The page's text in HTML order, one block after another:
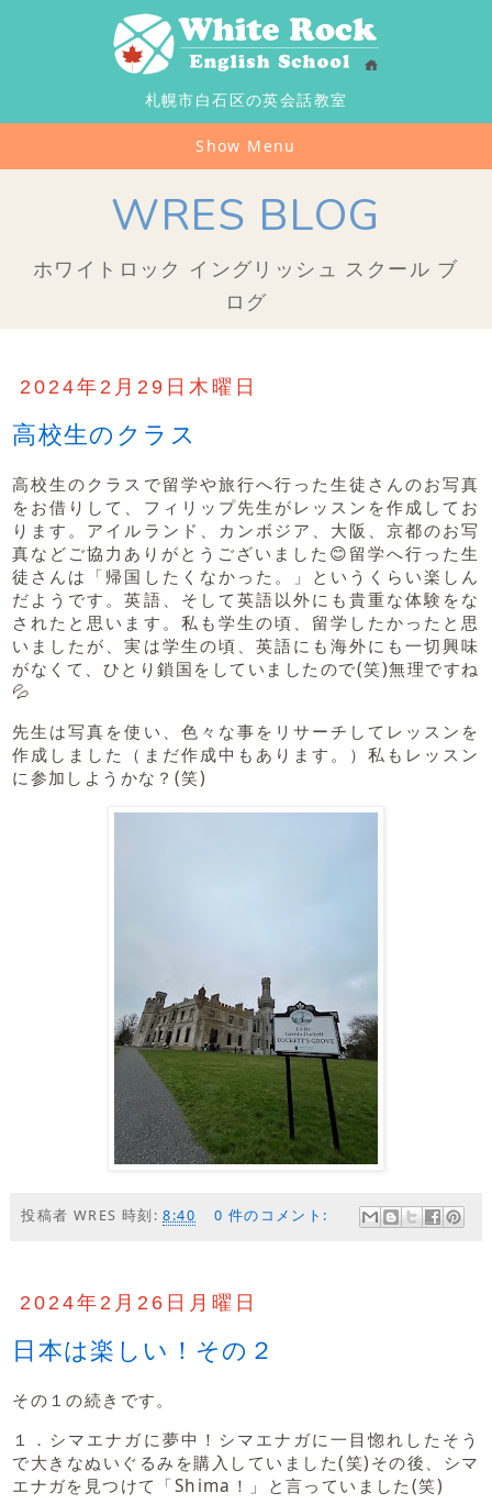
札幌市白石区の英会話教室
Show Menu
WRES BLOG
ホワイトロック イングリッシュ スクール ブ
ログ
2024年2月29日木曜日
高校生のクラス
高校生のクラスで留学や旅行へ行った生徒さんのお写真
をお借りして、フィリップ先生がレッスンを作成してお
ります。アイルランド、カンボジア、大阪、京都のお写
真などご協力ありがとうございました😊留学へ行った生
徒さんは「帰国したくなかった。」というくらい楽しん
だようです。英語、そして英語以外にも貴重な体験をな
されたと思います。私も学生の頃、留学したかったと思
いましたが、実は学生の頃、英語にも海外にも一切興味
がなくて、ひとり鎖国をしていましたので(笑)無理ですね
💦
先生は写真を使い、色々な事をリサーチしてレッスンを
作成しました（まだ作成中もあります。）私もレッスン
に参加しようかな？(笑)
投稿者 WRES 時刻:8:40 0 件のコメント:
2024年2月26日月曜日
日本は楽しい！その２
その１の続きです。
１．シマエナガに夢中！シマエナガに一目惚れしたそう
で大きなぬいぐるみを購入していました(笑)その後、シマ
エナガを見つけて「Shima！」と言っていました(笑)